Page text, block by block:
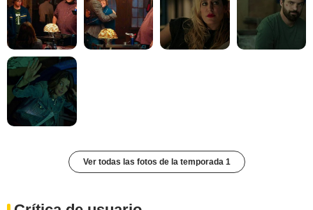
Ver todas las fotos de la temporada 1